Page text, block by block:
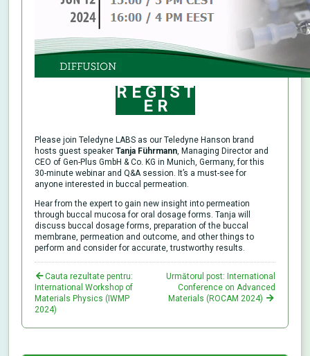
R E G I S T
E R
Please join Teledyne LABS as our Teledyne Hanson brand
hosts guest speaker Tanja Führmann , Managing Director and
CEO of Gen-Plus GmbH & Co. KG in Munich, Germany, for this
30-minute webinar and Q&A session. It’s a must-see for
anyone interested in buccal permeation.
Hear from the expert to gain new insight into permeation
through buccal mucosa for oral dosage forms. Tanja will
discuss buccal dosage forms, preparation of the buccal
membrane, permeation and outcome, and other things to
perform and consider for accurate, trustworthy results.
Cauta rezultate pentru:
International Workshop of
Materials Physics (IWMP
2024)
Următorul post: International
Conference on Advanced
Materials (ROCAM 2024)